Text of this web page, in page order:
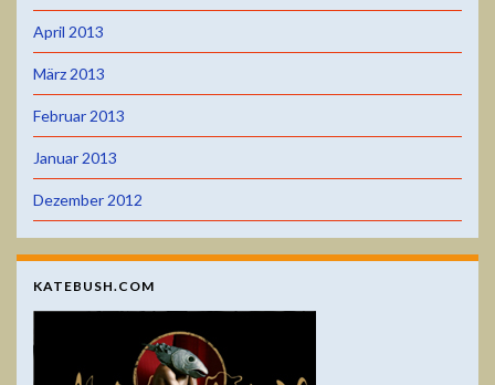
April 2013
März 2013
Februar 2013
Januar 2013
Dezember 2012
KATEBUSH.COM